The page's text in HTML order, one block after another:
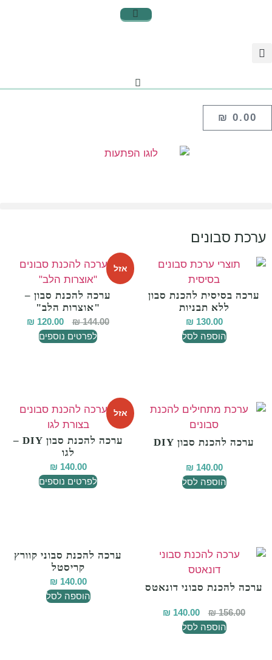
₪ 0.00
ערכת סבונים
ערכה בסיסית להכנת סבון
ללא תבניות
₪ 130.00
הוספה לסל
אזל
ערכה להכנת סבון –
"אוצרות הלב"
₪144.00
₪ 120.00
לפרטים נוספים
ערכה להכנת סבון DIY
₪ 140.00
הוספה לסל
אזל
ערכה להכנת סבון DIY –
לגו
₪ 140.00
לפרטים נוספים
ערכה להכנת סבוני דונאטס
₪156.00
₪ 140.00
הוספה לסל
ערכה להכנת סבוני קוורץ
קריסטל
₪ 140.00
הוספה לסל